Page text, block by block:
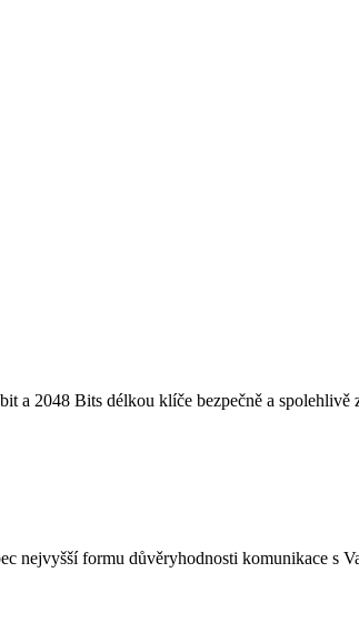
2048 Bits délkou klíče bezpečně a spolehlivě
nejvyšší formu důvěryhodnosti komunikace s